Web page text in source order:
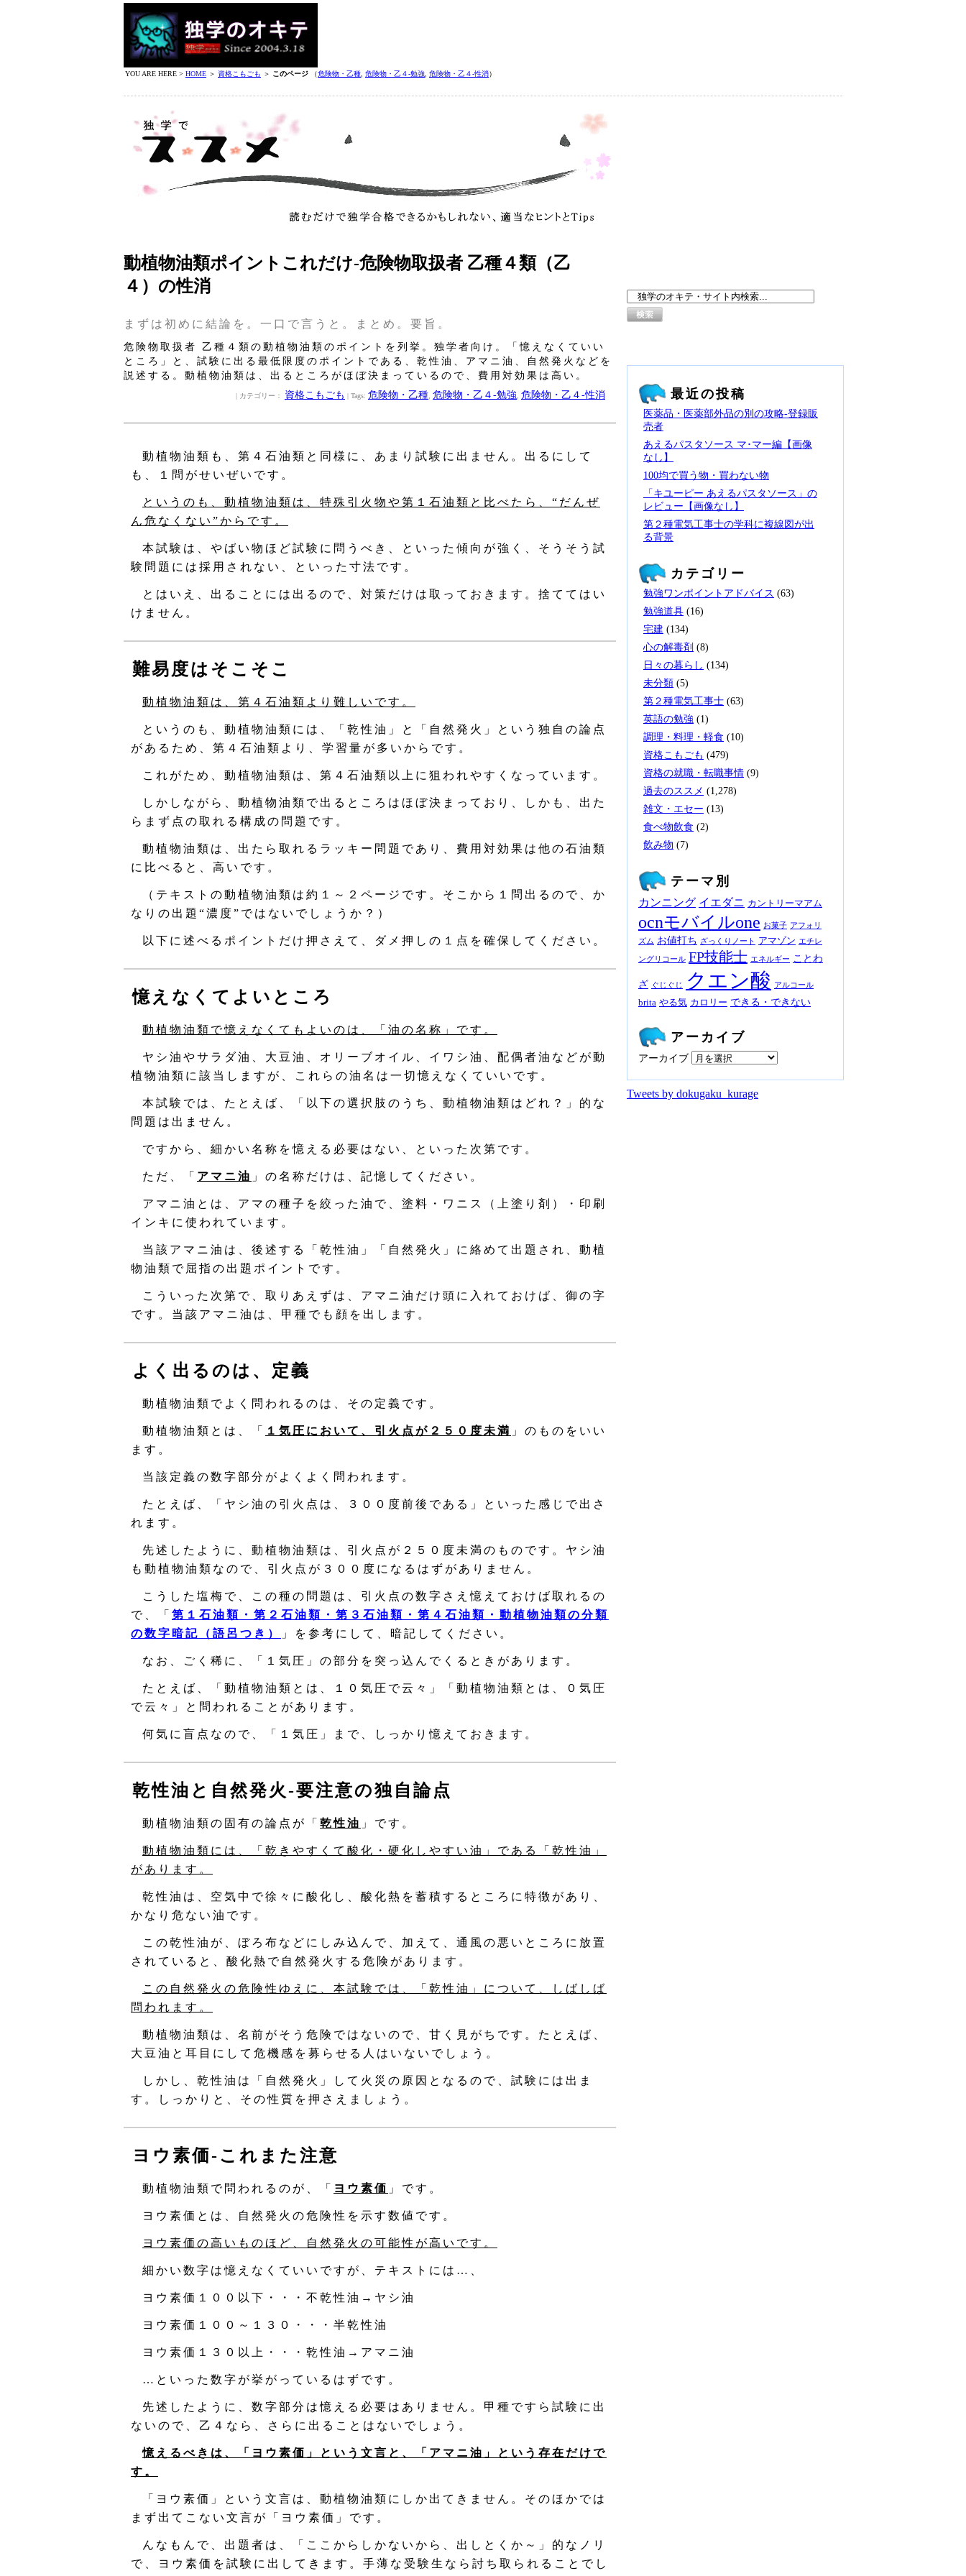
YOU ARE HERE > HOME ＞ 資格こもごも ＞ このページ （危険物・乙種 危険物・乙４‐勉強 危険物・乙４‐性消）
動植物油類ポイントこれだけ‐危険物取扱者 乙種４類（乙
４）の性消
まずは初めに結論を。一口で言うと。まとめ。要旨。
危険物取扱者 乙種４類の動植物油類のポイントを列挙。独学者向け。「憶えなくていい
ところ」と、試験に出る最低限度のポイントである、乾性油、アマニ油、自然発火などを
説述する。動植物油類は、出るところがほぼ決まっているので、費用対効果は高い。
| カテゴリー： 資格こもごも | Tags: 危険物・乙種 危険物・乙４‐勉強 危険物・乙４‐性消
動植物油類も、第４石油類と同様に、あまり試験に出ません。出るにして
も、１問がせいぜいです。
というのも、動植物油類は、特殊引火物や第１石油類と比べたら、“だんぜ
ん危なくない”からです。
本試験は、やばい物ほど試験に問うべき、といった傾向が強く、そうそう試
験問題には採用されない、といった寸法です。
とはいえ、出ることには出るので、対策だけは取っておきます。捨ててはい
けません。
難易度はそこそこ
動植物油類は、第４石油類より難しいです。
というのも、動植物油類には、「乾性油」と「自然発火」という独自の論点
があるため、第４石油類より、学習量が多いからです。
これがため、動植物油類は、第４石油類以上に狙われやすくなっています。
しかしながら、動植物油類で出るところはほぼ決まっており、しかも、出た
らまず点の取れる構成の問題です。
動植物油類は、出たら取れるラッキー問題であり、費用対効果は他の石油類
に比べると、高いです。
（テキストの動植物油類は約１～２ページです。そこから１問出るので、か
なりの出題“濃度”ではないでしょうか？）
以下に述べるポイントだけ押さえて、ダメ押しの１点を確保してください。
憶えなくてよいところ
動植物油類で憶えなくてもよいのは、「油の名称」です。
ヤシ油やサラダ油、大豆油、オリーブオイル、イワシ油、配偶者油などが動
植物油類に該当しますが、これらの油名は一切憶えなくていいです。
本試験では、たとえば、「以下の選択肢のうち、動植物油類はどれ？」的な
問題は出ません。
ですから、細かい名称を憶える必要はない、といった次第です。
ただ、「 アマニ油 」の名称だけは、記憶してください。
アマニ油とは、アマの種子を絞った油で、塗料・ワニス（上塗り剤）・印刷
インキに使われています。
当該アマニ油は、後述する「乾性油」「自然発火」に絡めて出題され、動植
物油類で屈指の出題ポイントです。
こういった次第で、取りあえずは、アマニ油だけ頭に入れておけば、御の字
です。当該アマニ油は、甲種でも顔を出します。
よく出るのは、定義
動植物油類でよく問われるのは、その定義です。
動植物油類とは、「 １気圧において、引火点が２５０度未満 」のものをいい
ます。
当該定義の数字部分がよくよく問われます。
たとえば、「ヤシ油の引火点は、３００度前後である」といった感じで出さ
れます。
先述したように、動植物油類は、引火点が２５０度未満のものです。ヤシ油
も動植物油類なので、引火点が３００度になるはずがありません。
こうした塩梅で、この種の問題は、引火点の数字さえ憶えておけば取れるの
で、「 第１石油類・第２石油類・第３石油類・第４石油類・動植物油類の分類
の数字暗記（語呂つき）
」を参考にして、暗記してください。
なお、ごく稀に、「１気圧」の部分を突っ込んでくるときがあります。
たとえば、「動植物油類とは、１０気圧で云々」「動植物油類とは、０気圧
で云々」と問われることがあります。
何気に盲点なので、「１気圧」まで、しっかり憶えておきます。
乾性油と自然発火‐要注意の独自論点
動植物油類の固有の論点が「 乾性油 」です。
動植物油類には、「乾きやすくて酸化・硬化しやすい油」である「乾性油」
があります。
乾性油は、空気中で徐々に酸化し、酸化熱を蓄積するところに特徴があり、
かなり危ない油です。
この乾性油が、ぼろ布などにしみ込んで、加えて、通風の悪いところに放置
されていると、酸化熱で自然発火する危険があります。
この自然発火の危険性ゆえに、本試験では、「乾性油」について、しばしば
問われます。
動植物油類は、名前がそう危険ではないので、甘く見がちです。たとえば、
大豆油と耳目にして危機感を募らせる人はいないでしょう。
しかし、乾性油は「自然発火」して火災の原因となるので、試験には出ま
す。しっかりと、その性質を押さえましょう。
ヨウ素価‐これまた注意
動植物油類で問われるのが、「 ヨウ素価 」です。
ヨウ素価とは、自然発火の危険性を示す数値です。
ヨウ素価の高いものほど、自然発火の可能性が高いです。
細かい数字は憶えなくていいですが、テキストには…、
ヨウ素価１００以下・・・不乾性油→ヤシ油
ヨウ素価１００～１３０・・・半乾性油
ヨウ素価１３０以上・・・乾性油→アマニ油
…といった数字が挙がっているはずです。
先述したように、数字部分は憶える必要はありません。甲種ですら試験に出
ないので、乙４なら、さらに出ることはないでしょう。
憶えるべきは、「ヨウ素価」という文言と、「アマニ油」という存在だけで
す。
「ヨウ素価」という文言は、動植物油類にしか出てきません。そのほかでは
まず出てこない文言が「ヨウ素価」です。
んなもんで、出題者は、「ここからしかないから、出しとくか～」的なノリ
で、ヨウ素価を試験に出してきます。手薄な受験生なら討ち取られることでし
最近の投稿
医薬品・医薬部外品の別の攻略‐登録販
売者
あえるパスタソース マ･マー編【画像
なし】
100均で買う物・買わない物
「キユーピー あえるパスタソース」の
レビュー【画像なし】
第２種電気工事士の学科に複線図が出
る背景
カテゴリー
勉強ワンポイントアドバイス (63)
勉強道具 (16)
宅建 (134)
心の解毒剤 (8)
日々の暮らし (134)
未分類 (5)
第２種電気工事士 (63)
英語の勉強 (1)
調理・料理・軽食 (10)
資格こもごも (479)
資格の就職・転職事情 (9)
過去のススメ (1,278)
雑文・エセー (13)
食べ物飲食 (2)
飲み物 (7)
テーマ別
カンニング イエダニ カントリーマアム
ocnモバイルone お菓子 アフォリ
ズム お値打ち ざっくりノート アマゾン エチレ
ングリコール FP技能士 エネルギー ことわ
ざ ぐじぐじ クエン酸 アルコール
brita やる気 カロリー できる・できない
アーカイブ
アーカイブ
Tweets by dokugaku_kurage